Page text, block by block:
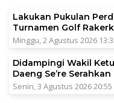
Lakukan Pukulan
Turnamen Golf
Minggu, 2 Agustus 2026
Didampingi Wakil
Daeng Se’re
Senin, 3 Agustus 2026 20:55